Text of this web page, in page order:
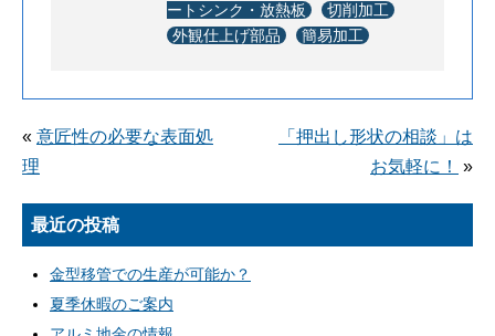
ートシンク・放熱板
切削加工
外観仕上げ部品
簡易加工
« 意匠性の必要な表面処
理
「押出し形状の相談」は
お気軽に！
»
最近の投稿
金型移管での生産が可能か？
夏季休暇のご案内